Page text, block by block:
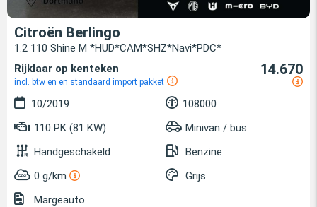
Citroën Berlingo
1.2 110 Shine M *HUD*CAM*SHZ*Navi*PDC*
Rijklaar op kenteken
incl. btw en en standaard import pakket
14.670
10/2019
108000
110 PK (81 KW)
Minivan / bus
Handgeschakeld
Benzine
0 g/km
Grijs
Margeauto